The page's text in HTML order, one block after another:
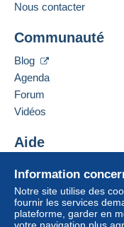
Information
Notre site utilise des
fournir les services
plateforme, garder en
Nous contacter
Communauté
Blog
Agenda
Forum
Vidéos
Aide
Acheter sur Delcampe
Vendre sur Delcampe
Un site sécurisé